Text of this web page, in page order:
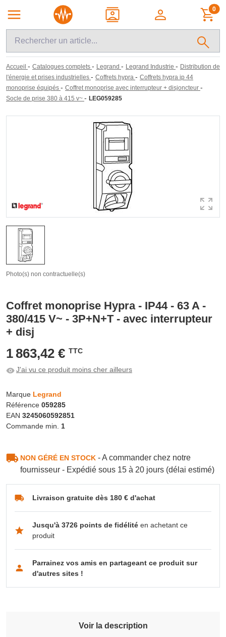
0
Accueil - Catalogues complets - Legrand - Legrand Industrie - Distribution de
l'énergie et prises industrielles - Coffrets hypra - Coffrets hypra ip 44
monoprise équipés - Coffret monoprise avec interrupteur + disjoncteur -
Socle de prise 380 à 415 v~ - LEG059285
Photo(s) non contractuelle(s)
Coffret monoprise Hypra - IP44 - 63 A -
380/415 V~ - 3P+N+T - avec interrupteur
+ disj
1 863,42 € TTC
J'ai vu ce produit moins cher ailleurs
Marque Legrand
Référence 059285
EAN 3245060592851
Commande min. 1
NON GÉRÉ EN STOCK- A commander chez notre
fournisseur - Expédié sous 15 à 20 jours (délai estimé)
Livraison gratuite dès 180 € d'achat
Jusqu'à 3726 points de fidélitéen achetant ce
produit
Parrainez vos amis en partageant ce produit sur
d'autres sites !
Voir la description